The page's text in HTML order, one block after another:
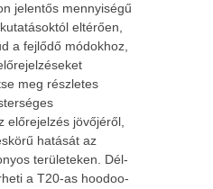
jelentős mennyiségű
eltérően,
a fejlődő módokhoz,
meg részletes
előrejelzés jövőjéről,
hatását az
területeken. Dél-
a T20-as hoodoo-